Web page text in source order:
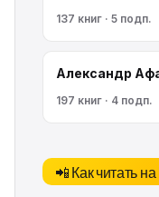
137 книг · 5 подп.
Александр
197 книг · 4 подп.
📲 Как читать